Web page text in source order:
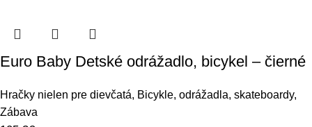
Euro Baby Detské odrážadlo, bicykel – čierné
Hračky nielen pre dievčatá, Bicykle, odrážadla, skateboardy,
Zábava